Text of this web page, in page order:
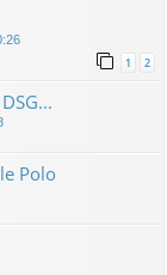
1 2
Polo